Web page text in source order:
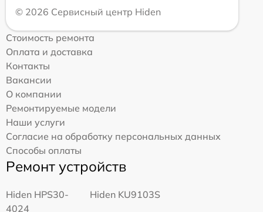
© 2026 Сервисный центр Hiden
Стоимость ремонта
Оплата и доставка
Контакты
Вакансии
О компании
Ремонтируемые модели
Наши услуги
Согласие на обработку персональных данных
Способы оплаты
Ремонт устройств
Hiden HPS30-
4024
Hiden KU9103S